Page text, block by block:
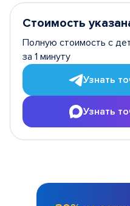
Стоимость
Полную стоимость с
за 1 минуту
Узнать
Узнать